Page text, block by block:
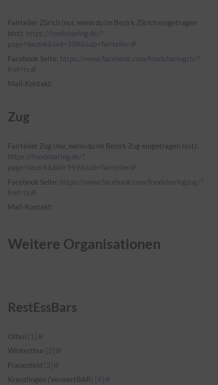
Fairteiler Zürich (nur, wenn du im Bezirk Zürich eingetragen
bist): https://foodsharing.de/?
page=bezirk&bid=108&sub=fairteiler
Facebook Seite: https://www.facebook.com/foodsharingzh/?
fref=ts
Mail-Kontakt:
Zug
Fairteiler Zug (nur, wenn du im Bezirk Zug eingetragen bist):
https://foodsharing.de/?
page=bezirk&bid=999&sub=fairteiler
Facebook Seite: https://www.facebook.com/foodsharingzug/?
fref=ts
Mail-Kontakt:
Weitere Organisationen
RestEssBars
Olten [1]
Winterthur [2]
Frauenfeld [3]
Kreuzlingen (VerwertBAR)
[4]